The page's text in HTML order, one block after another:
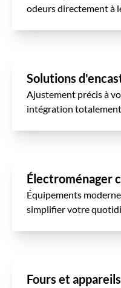
odeurs directement à
Solutions
Ajustement précis à
intégration
Électroménager
Équipements
simplifier votre
Fours et